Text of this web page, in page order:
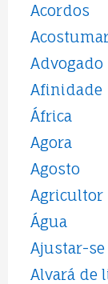
Acordos
Advogado
Afinidade
África
Agora
Agosto
Agricultor
Água
Ajustar-se
Alvará de